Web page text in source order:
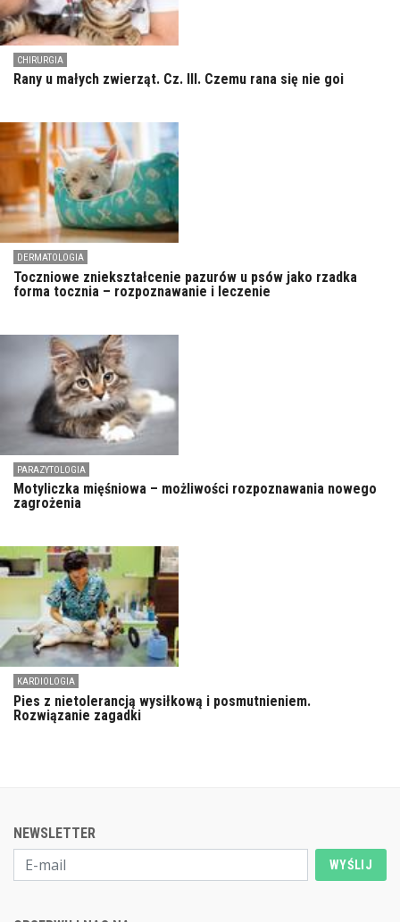
CHIRURGIA
Rany u małych zwierząt. Cz. III. Czemu rana się nie goi
DERMATOLOGIA
Toczniowe zniekształcenie pazurów u psów jako rzadka
forma tocznia – rozpoznawanie i leczenie
PARAZYTOLOGIA
Motyliczka mięśniowa – możliwości rozpoznawania nowego
zagrożenia
KARDIOLOGIA
Pies z nietolerancją wysiłkową i posmutnieniem.
Rozwiązanie zagadki
NEWSLETTER
WYŚLIJ